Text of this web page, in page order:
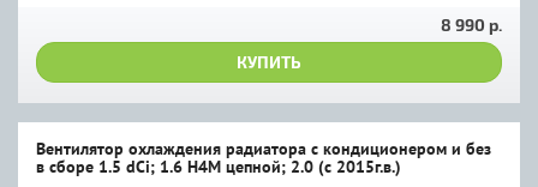
8 990 р.
КУПИТЬ
Вентилятор охлаждения радиатора с кондиционером и без
в сборе 1.5 dCi; 1.6 H4M цепной; 2.0 (c 2015г.в.)